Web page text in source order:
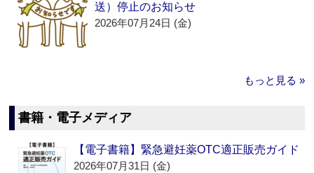
送）停止のお知らせ
2026年07月24日 (金)
もっと見る »
書籍・電子メディア
【電子書籍】緊急避妊薬OTC適正販売ガイド
2026年07月31日 (金)